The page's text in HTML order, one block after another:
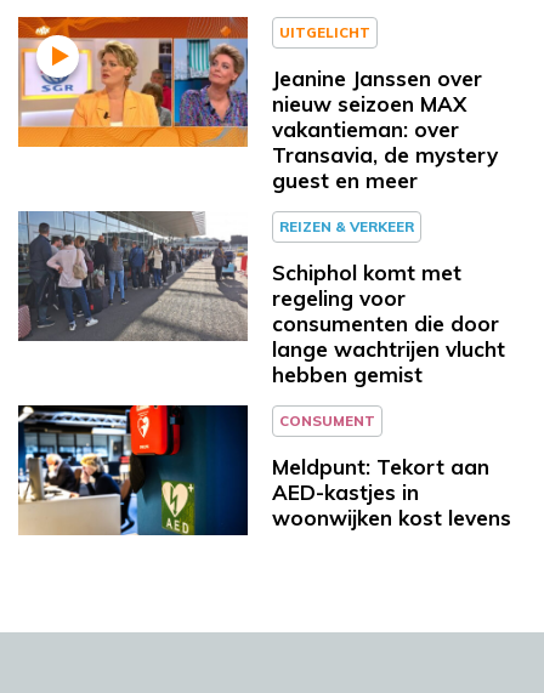
UITGELICHT
Jeanine Janssen over
nieuw seizoen MAX
vakantieman: over
Transavia, de mystery
guest en meer
REIZEN & VERKEER
Schiphol komt met
regeling voor
consumenten die door
lange wachtrijen vlucht
hebben gemist
CONSUMENT
Meldpunt: Tekort aan
AED-kastjes in
woonwijken kost levens